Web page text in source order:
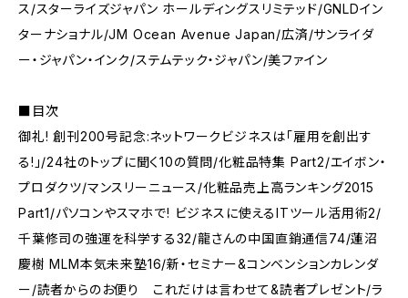
ス/スターライズジャパン ホールディングスリミテッド/GNLDイン
ターナショナル/JM Ocean Avenue Japan/広済/サンライダ
ー・ジャパン・インク/ステムテック・ジャパン/美ファイン
■目次
御礼! 創刊200号記念:ネットワークビジネスは「雇用を創出す
る!」/24社のトップに聞く10の質問/化粧品特集 Part2/エイボン・
プロダクツ/マンスリーニュース/化粧品売上高ランキング2015
Part1/パソコンやスマホで! ビジネスに使えるITツール活用術2/
千葉修司の強運を科学する32/龍さんの中国直銷通信74/蓮沼
慶樹 MLM本気未来塾16/新・セミナー&コンベンションカレンダ
ー/読者からのお便り これだけは言わせて&読者プレゼント/ラ